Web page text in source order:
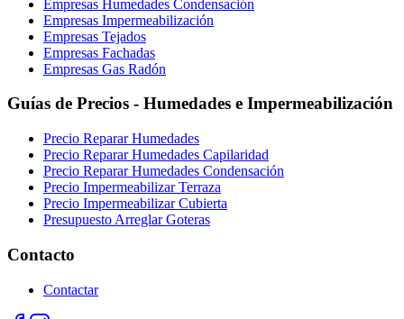
Empresas Humedades Condensación
Empresas Impermeabilización
Empresas Tejados
Empresas Fachadas
Empresas Gas Radón
Guías de Precios - Humedades e Impermeabilización
Precio Reparar Humedades
Precio Reparar Humedades Capilaridad
Precio Reparar Humedades Condensación
Precio Impermeabilizar Terraza
Precio Impermeabilizar Cubierta
Presupuesto Arreglar Goteras
Contacto
Contactar